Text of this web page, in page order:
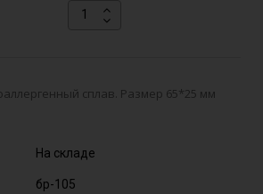
сплав. Размер 65*25 мм
На складе
бр-105